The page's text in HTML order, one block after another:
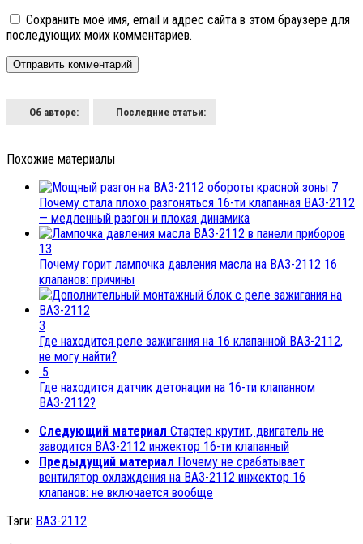
Сохранить моё имя, email и адрес сайта в этом браузере для
последующих моих комментариев.
Об авторе: Последние статьи:
Похожие материалы
7
Почему стала плохо разгоняться 16-ти клапанная ВАЗ-2112
— медленный разгон и плохая динамика
13
Почему горит лампочка давления масла на ВАЗ-2112 16
клапанов: причины
3
Где находится реле зажигания на 16 клапанной ВАЗ-2112,
не могу найти?
5
Где находится датчик детонации на 16-ти клапанном
ВАЗ-2112?
Следующий материал Cтартер крутит, двигатель не
заводится ВАЗ-2112 инжектор 16-ти клапанный
Предыдущий материал Почему не срабатывает
вентилятор охлаждения на ВАЗ-2112 инжектор 16
клапанов: не включается вообще
Тэги: ВАЗ-2112